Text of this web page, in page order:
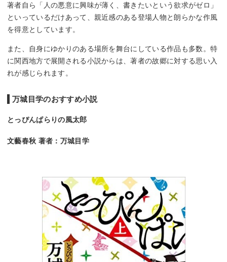
著者自ら「人の悪意に興味が薄く、書きたいという欲求がゼロ」
といっているだけあって、親近感のある登場人物と朗らかな作風
を得意としています。
また、自身にゆかりのある場所を舞台にしている作品も多数。特
に関西地方で展開される小説からは、著者の故郷に対する思い入
れが感じられます。
万城目学のおすすめ小説
とっぴんぱらりの風太郎
文藝春秋 著者：万城目学